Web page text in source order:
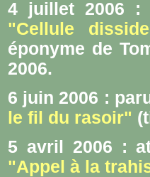
4 juillet 2006 :
"Cellule
éponyme de
2006.
6 juin 2006 :
le fil du rasoir"
5 avril 2006 :
"Appel à la